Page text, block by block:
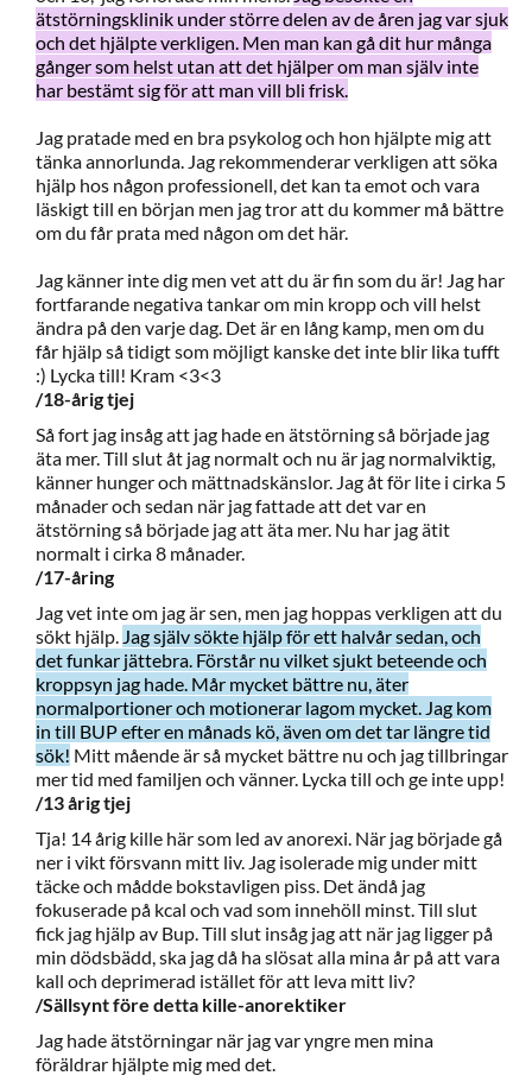
ätstörningsklinik under större delen av de åren jag var sjuk
och det hjälpte verkligen. Men man kan gå dit hur många
gånger som helst utan att det hjälper om man själv inte
har bestämt sig för att man vill bli frisk.
Jag pratade med en bra psykolog och hon hjälpte mig att
tänka annorlunda. Jag rekommenderar verkligen att söka
hjälp hos någon professionell, det kan ta emot och vara
läskigt till en början men jag tror att du kommer må bättre
om du får prata med någon om det här.
Jag känner inte dig men vet att du är fin som du är! Jag har
fortfarande negativa tankar om min kropp och vill helst
ändra på den varje dag. Det är en lång kamp, men om du
får hjälp så tidigt som möjligt kanske det inte blir lika tufft
:) Lycka till! Kram <3<3
/18-årig tjej
Så fort jag insåg att jag hade en ätstörning så började jag
äta mer. Till slut åt jag normalt och nu är jag normalviktig,
känner hunger och mättnadskänslor. Jag åt för lite i cirka 5
månader och sedan när jag fattade att det var en
ätstörning så började jag att äta mer. Nu har jag ätit
normalt i cirka 8 månader.
/17-åring
Jag vet inte om jag är sen, men jag hoppas verkligen att du
sökt hjälp. Jag själv sökte hjälp för ett halvår sedan, och
det funkar jättebra. Förstår nu vilket sjukt beteende och
kroppsyn jag hade. Mår mycket bättre nu, äter
normalportioner och motionerar lagom mycket. Jag kom
in till BUP efter en månads kö, även om det tar längre tid
sök! Mitt mående är så mycket bättre nu och jag tillbringar
mer tid med familjen och vänner. Lycka till och ge inte upp!
/13 årig tjej
Tja! 14 årig kille här som led av anorexi. När jag började gå
ner i vikt försvann mitt liv. Jag isolerade mig under mitt
täcke och mådde bokstavligen piss. Det ändå jag
fokuserade på kcal och vad som innehöll minst. Till slut
fick jag hjälp av Bup. Till slut insåg jag att när jag ligger på
min dödsbädd, ska jag då ha slösat alla mina år på att vara
kall och deprimerad istället för att leva mitt liv?
/Sällsynt före detta kille-anorektiker
Jag hade ätstörningar när jag var yngre men mina
föräldrar hjälpte mig med det.